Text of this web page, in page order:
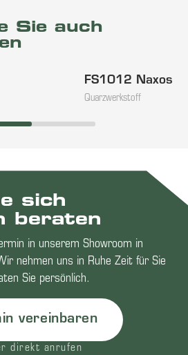
Sie auch
FS1012 Naxos
Quarzwerkstoff
sich
beraten
in unserem Showroom in
nehmen uns in Ruhe Zeit für Sie
Sie persönlich.
vereinbaren
direkt anrufen